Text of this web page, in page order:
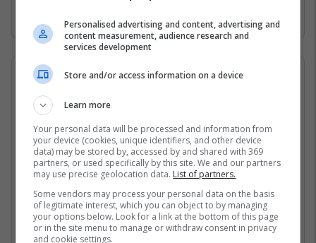
25/04/2026 • 08:25
Publikohet agjenda për
protestën e paralajmëruar më
25 prill për hapjen e pikës
kufitare në Çakorr
Personalised advertising and content, advertising and
content measurement, audience research and
services development
Store and/or access information on a device
Learn more
Your personal data will be processed and information from
your device (cookies, unique identifiers, and other device
data) may be stored by, accessed by and shared with 369
partners, or used specifically by this site. We and our partners
may use precise geolocation data. List of partners.
Some vendors may process your personal data on the basis
of legitimate interest, which you can object to by managing
your options below. Look for a link at the bottom of this page
or in the site menu to manage or withdraw consent in privacy
and cookie settings.